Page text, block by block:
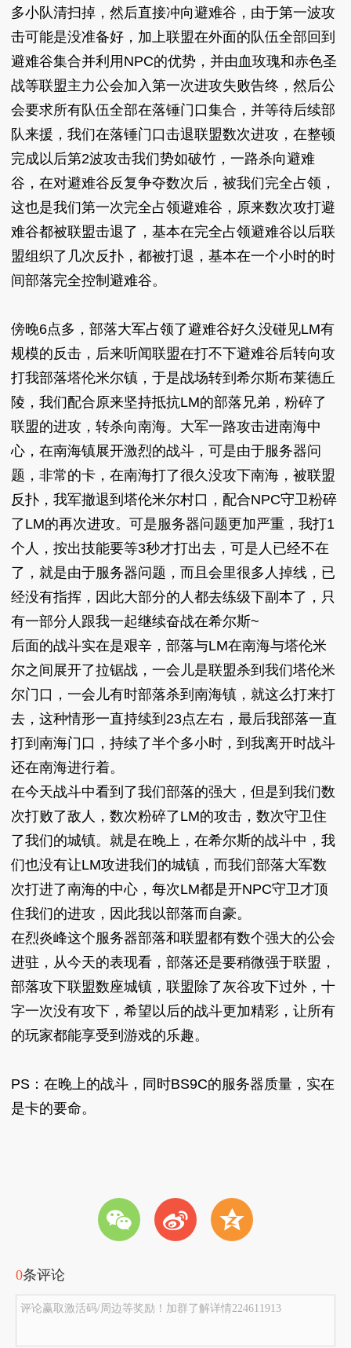
多小队清扫掉，然后直接冲向避难谷，由于第一波攻
击可能是没准备好，加上联盟在外面的队伍全部回到
避难谷集合并利用NPC的优势，并由血玫瑰和赤色圣
战等联盟主力公会加入第一次进攻失败告终，然后公
会要求所有队伍全部在落锤门口集合，并等待后续部
队来援，我们在落锤门口击退联盟数次进攻，在整顿
完成以后第2波攻击我们势如破竹，一路杀向避难
谷，在对避难谷反复争夺数次后，被我们完全占领，
这也是我们第一次完全占领避难谷，原来数次攻打避
难谷都被联盟击退了，基本在完全占领避难谷以后联
盟组织了几次反扑，都被打退，基本在一个小时的时
间部落完全控制避难谷。
傍晚6点多，部落大军占领了避难谷好久没碰见LM有
规模的反击，后来听闻联盟在打不下避难谷后转向攻
打我部落塔伦米尔镇，于是战场转到希尔斯布莱德丘
陵，我们配合原来坚持抵抗LM的部落兄弟，粉碎了
联盟的进攻，转杀向南海。大军一路攻击进南海中
心，在南海镇展开激烈的战斗，可是由于服务器问
题，非常的卡，在南海打了很久没攻下南海，被联盟
反扑，我军撤退到塔伦米尔村口，配合NPC守卫粉碎
了LM的再次进攻。可是服务器问题更加严重，我打1
个人，按出技能要等3秒才打出去，可是人已经不在
了，就是由于服务器问题，而且会里很多人掉线，已
经没有指挥，因此大部分的人都去练级下副本了，只
有一部分人跟我一起继续奋战在希尔斯~
后面的战斗实在是艰辛，部落与LM在南海与塔伦米
尔之间展开了拉锯战，一会儿是联盟杀到我们塔伦米
尔门口，一会儿有时部落杀到南海镇，就这么打来打
去，这种情形一直持续到23点左右，最后我部落一直
打到南海门口，持续了半个多小时，到我离开时战斗
还在南海进行着。
在今天战斗中看到了我们部落的强大，但是到我们数
次打败了敌人，数次粉碎了LM的攻击，数次守卫住
了我们的城镇。就是在晚上，在希尔斯的战斗中，我
们也没有让LM攻进我们的城镇，而我们部落大军数
次打进了南海的中心，每次LM都是开NPC守卫才顶
住我们的进攻，因此我以部落而自豪。
在烈炎峰这个服务器部落和联盟都有数个强大的公会
进驻，从今天的表现看，部落还是要稍微强于联盟，
部落攻下联盟数座城镇，联盟除了灰谷攻下过外，十
字一次没有攻下，希望以后的战斗更加精彩，让所有
的玩家都能享受到游戏的乐趣。
PS：在晚上的战斗，同时BS9C的服务器质量，实在
是卡的要命。
w t z
0条评论
评论赢取激活码/周边等奖励！加群了解详情224611913